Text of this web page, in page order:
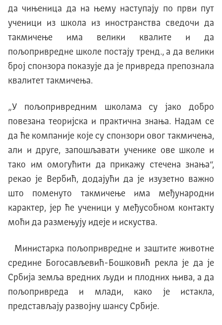
да чињеница да на њему наступаjу по први пут
ученици из школа из иностранства сведочи да
такмичење има велики квалите и да
пољопривредне школе постају тренд., а да велики
броj спонзора показуjе да jе привреда препознала
квалитет такмичења.
„У пољопривредним школама су јако добро
повезана теоријска и практична знања. Надам се
да ће компаниjе коjе су спонзори овог такмичења,
али и друге, запошљавати ученике ове школе и
тако им омогућити да прикажу стечена знања“,
рекао jе Вербић, додаjући да jе изузетно важно
што поменуто такмичење има међународни
карактер, jер ће ученици у међусобном контакту
моћи да размењуjу идеjе и искуства.
Министарка пољопривредне и заштите животне
средине Богосављевић-Бошковић рекла jе да jе
Србиjа земља вредних људи и плодних њива, а да
пољопривреда и млади, како jе истакла,
представљаjу развоjну шансу Србиjе.